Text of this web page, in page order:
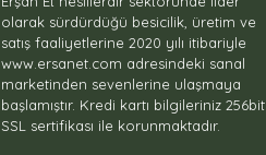
olarak sürdürdüğü besicilik, üretim ve
satış faaliyetlerine 2020 yılı itibariyle
www.ersanet.com adresindeki sanal
marketinden sevenlerine ulaşmaya
başlamıştır. Kredi kartı bilgileriniz 256bit
SSL sertifikası ile korunmaktadır.